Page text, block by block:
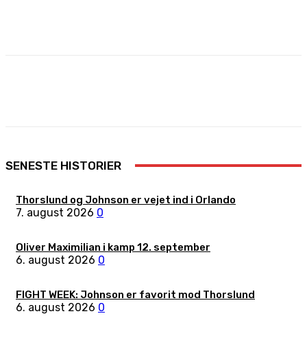
SENESTE HISTORIER
Thorslund og Johnson er vejet ind i Orlando
7. august 2026 0
Oliver Maximilian i kamp 12. september
6. august 2026 0
FIGHT WEEK: Johnson er favorit mod Thorslund
6. august 2026 0